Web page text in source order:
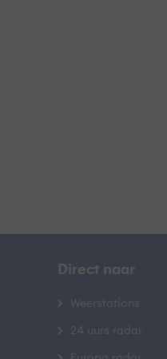
Direct naar
Weerstations
24 uurs radar